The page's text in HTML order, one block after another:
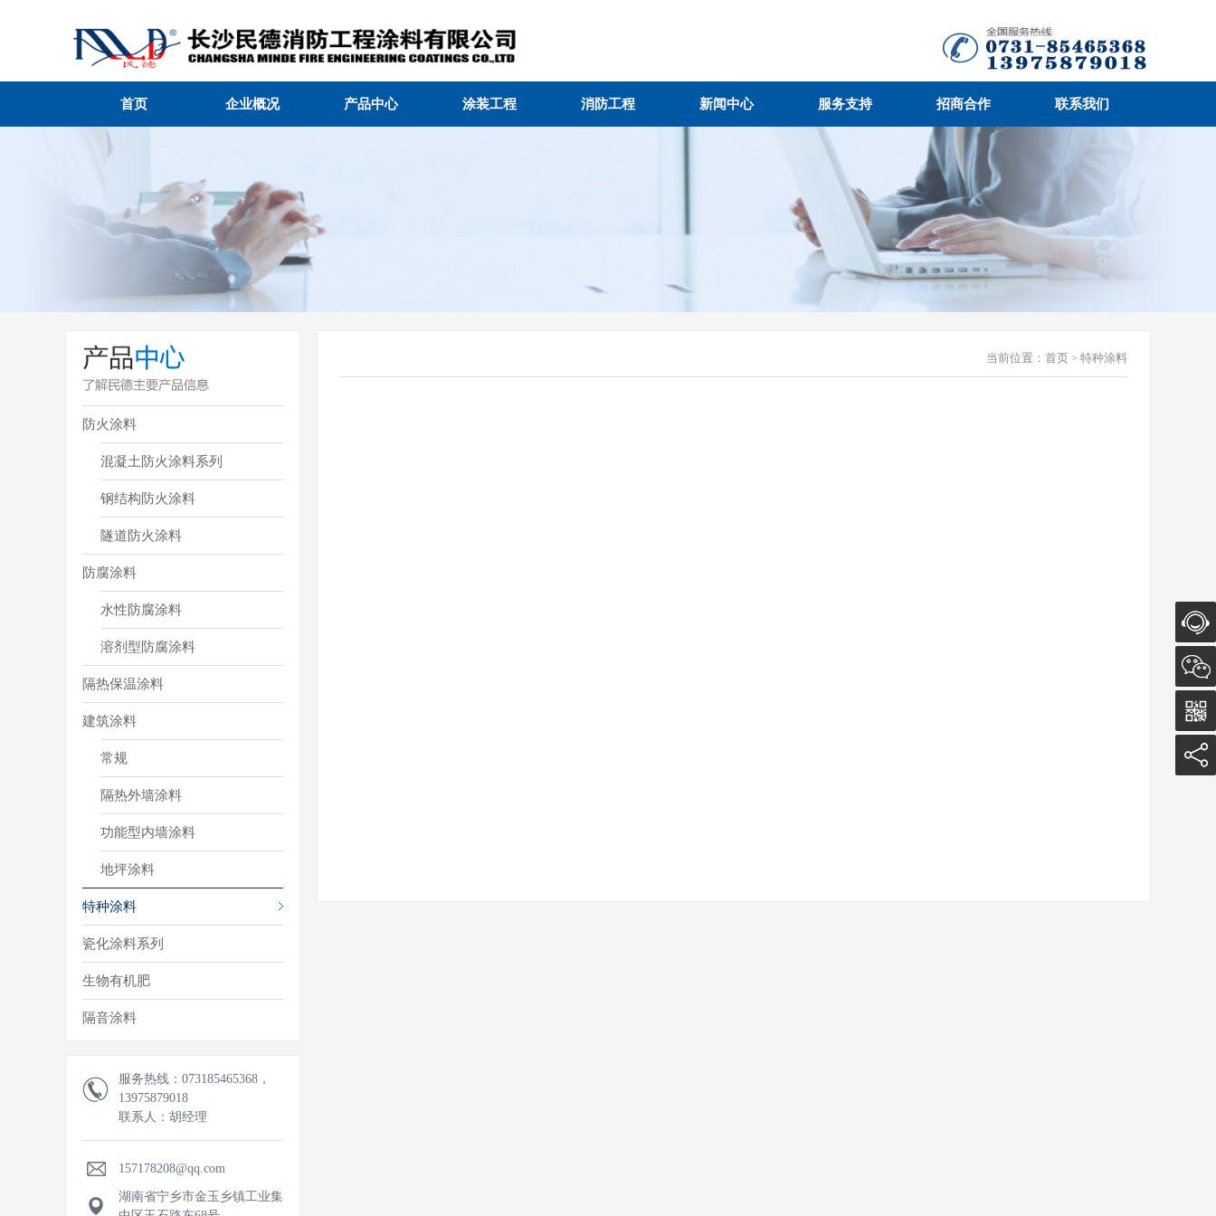
首页 企业概况 产品中心 涂装工程 消防工程 新闻中心 服务支持 招商合作 联系我们
防火涂料
混凝土防火涂料系列
钢结构防火涂料
隧道防火涂料
防腐涂料
水性防腐涂料
溶剂型防腐涂料
隔热保温涂料
建筑涂料
常规
隔热外墙涂料
功能型内墙涂料
地坪涂料
特种涂料
瓷化涂料系列
生物有机肥
隔音涂料
服务热线：073185465368，
13975879018
联系人：胡经理
157178208@qq.com
湖南省宁乡市金玉乡镇工业集
当前位置： 首页 > 特种涂料
在线客
服